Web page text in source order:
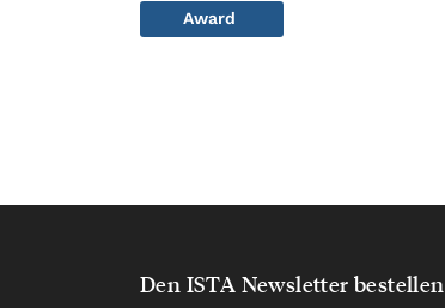
Award
Den ISTA Newsletter bestellen